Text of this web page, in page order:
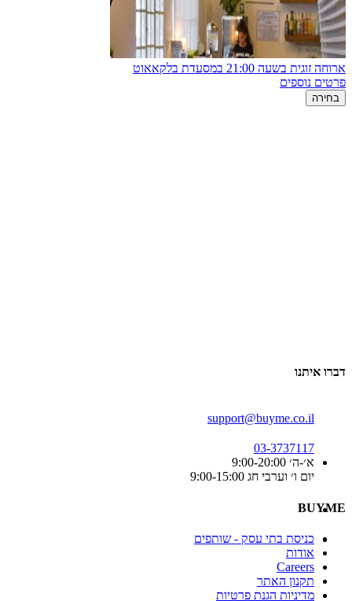
ארוחה זוגית בשעה 21:00 במסעדת בלקאאוט
פרטים נוספים
בחירה
דברו איתנו
support@buyme.co.il
03-3737117
א׳-ה׳ 9:00-20:00
יום ו׳ וערבי חג 9:00-15:00
BUYME
כניסת בתי עסק - שותפים
אודות
Careers
תקנון האתר
מדיניות הגנת פרטיות